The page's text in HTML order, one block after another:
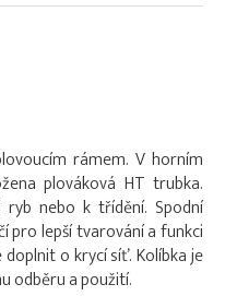
rámem. V horním
plováková HT trubka.
ryb nebo k třídění. Spodní
pro lepší tvarování a funkci
o krycí síť. Kolíbka je
odběru a použití.